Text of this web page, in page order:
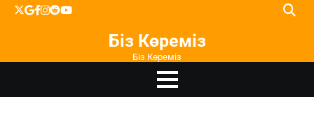
Перейти
X google
facebook
instagram
reddityoutube
Біз Көреміз
Біз Көреміз